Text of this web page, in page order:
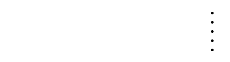
التجاوز
المحتوى